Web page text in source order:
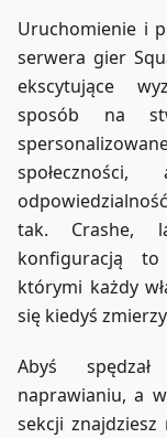
Uruchomienie i
serwera gier
ekscytujące
sposób na
tak. Crashe,
konfiguracją
którymi każdy
się kiedyś
Abyś
naprawianiu, a
sekcji znajdziesz